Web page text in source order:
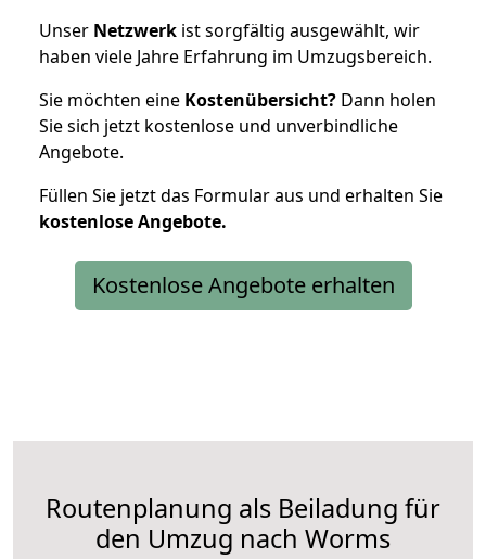
Unser Netzwerk ist sorgfältig ausgewählt, wir
haben viele Jahre Erfahrung im Umzugsbereich.
Sie möchten eine Kostenübersicht? Dann holen
Sie sich jetzt kostenlose und unverbindliche
Angebote.
Füllen Sie jetzt das Formular aus und erhalten Sie
kostenloseAngebote.
Kostenlose Angebote erhalten
Routenplanung als Beiladung für
den Umzug nach Worms